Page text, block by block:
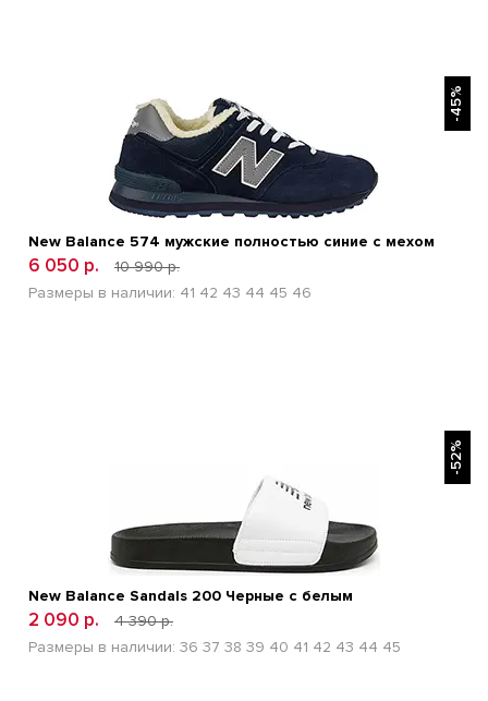
-45%
New Balance 574 мужские полностью синие с мехом
6 050 р.
10 990 р.
Размеры в наличии: 41 42 43 44 45 46
-52%
New Balance Sandals 200 Черные с белым
2 090 р.
4 390 р.
Размеры в наличии: 36 37 38 39 40 41 42 43 44 45